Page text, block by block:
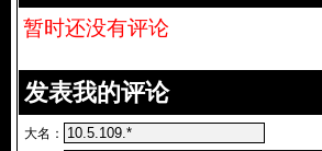
暂时还没有评论
发表我的评论
大名：